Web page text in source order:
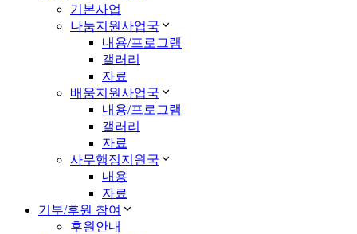
기본사업
나눔지원사업국
내용/프로그램
갤러리
자료
배움지원사업국
내용/프로그램
갤러리
자료
사무행정지원국
내용
자료
기부/후원 참여
후원안내